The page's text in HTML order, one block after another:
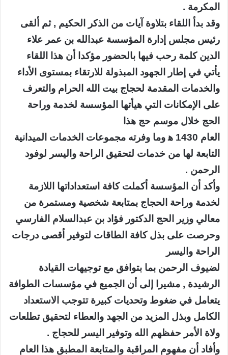
المكرمة .
وقد بدأ اللقاء بتلاوة آيات من الذكر الحكيم , ثم ألقى
رئيس مجلس إدارة المؤسسة عبدالله بن عمر علاء
الدين كلمة رحب فيها بالحضور مؤكدا أن هذا اللقاء
يأتي في إطار الجهود المبذولة للارتقاء بمستوى الأداء
والخدمات المقدمة لحجاج بيت الله الحرام والتعرف
على الإمكانات التي هيأتها المؤسسة لخدمة وراحة
الحج خلال موسم حج هذا
العام 1430 ه‍ وما وفرته مجموعات الخدمات الميدانية
التابعة لها من خدمات لتحقيق الراحة واليسر لوفود
الرحمن .
وأكد أن المؤسسة أكملت كافة استعداداتها اللازمة
لخدمة وراحة الحجاج بمتابعة شخصية ومستمرة من
معالي وزير الحج الدكتور فؤاد بن عبدالسلام الفارسي
وحرصت على بذل كافة الطاقات لتوفير أقصى درجات
الراحة واليسر
لضيوف الرحمن بما بتوافق مع توجيهات القيادة
الرشيدة , مشيرا إلى أن الجميع في مؤسسات الطوافة
يتعامل في ضغوط وتحديات كبيرة تتوجب الاستعداد
الكامل وبذل المزيد من الجهد والعطاء لتحقيق تطلعات
ولاة الأمر حفظهم الله وتوفير اليسر للحجاج .
وأفاد أن مفهوم المراقبة والمتابعة المطبق هذا العام